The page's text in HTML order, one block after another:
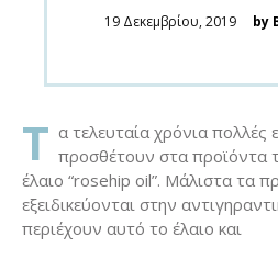
Posted
19 Δεκεμβρίου, 2019 by
Τ α τελευταία χρόνια πολλές
προσθέτουν στα προϊόντα
έλαιο “rosehip oil”. Μάλιστα τα
εξειδικεύονται στην
περιέχουν αυτό το έλαιο και